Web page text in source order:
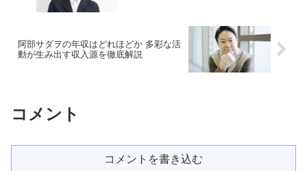
阿部サダヲの年収はどれほどか 多彩な活
動が生み出す収入源を徹底解説
コメント
コメントを書き込む